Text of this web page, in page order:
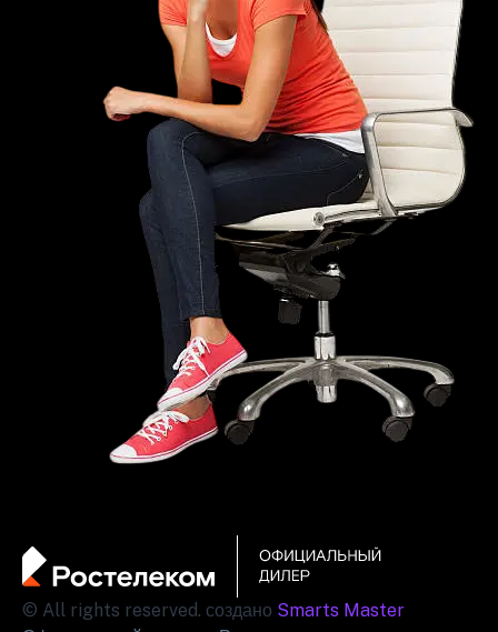
© All rights reserved. создано Smarts Master